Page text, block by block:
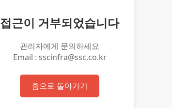
접근이 거부되었습니다
관리자에게 문의하세요
Email : sscinfra@ssc.co.kr
홈으로 돌아가기